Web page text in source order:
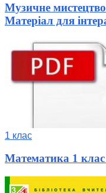
Музичне
Матеріал для
1 клас
Математика 1